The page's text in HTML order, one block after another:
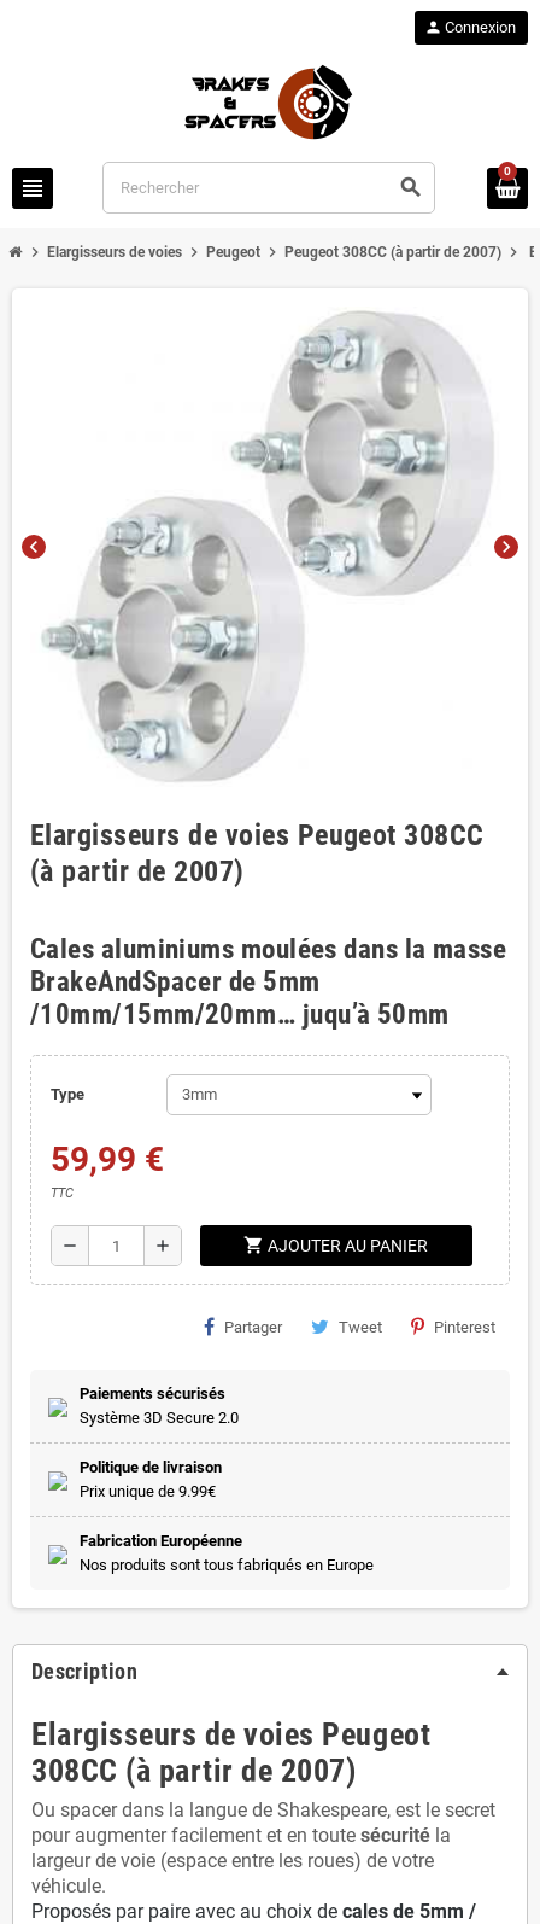
view_headline search
person Connexion
0
chevron_right Elargisseurs de voies chevron_right Peugeot chevron_right Peugeot 308CC (à partir de 2007) chevron_right
chevron_left chevron_right
Elargisseurs de voies Peugeot 308CC
(à partir de 2007)
Cales aluminiums moulées dans la masse
BrakeAndSpacer de 5mm
/10mm/15mm/20mm… juqu’à 50mm
Type
59,99 €
TTC
remove add shopping_cart AJOUTER AU PANIER
Partager Tweet Pinterest
Paiements sécurisés
Système 3D Secure 2.0
Politique de livraison
Prix unique de 9.99€
Fabrication Européenne
Nos produits sont tous fabriqués en Europe
Description
Elargisseurs de voies Peugeot
308CC (à partir de 2007)
Ou spacer dans la langue de Shakespeare, est le secret
pour augmenter facilement et en toute sécurité la
largeur de voie (espace entre les roues) de votre
véhicule.
Proposés par paire avec au choix de cales de 5mm /